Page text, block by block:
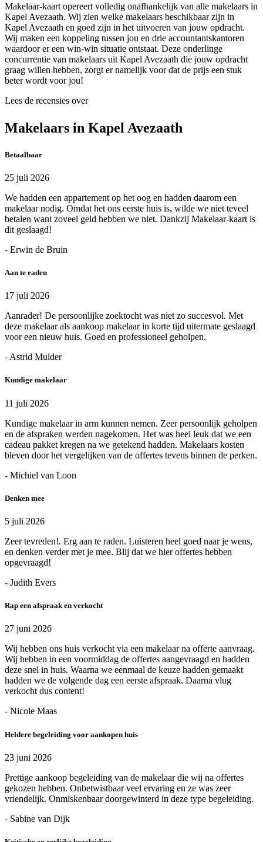
Makelaar-kaart opereert volledig onafhankelijk van alle makelaars in
Kapel Avezaath. Wij zien welke makelaars beschikbaar zijn in
Kapel Avezaath en goed zijn in het uitvoeren van jouw opdracht.
Wij maken een koppeling tussen jou en drie accountantskantoren
waardoor er een win-win situatie ontstaat. Deze onderlinge
concurrentie van makelaars uit Kapel Avezaath die jouw opdracht
graag willen hebben, zorgt er namelijk voor dat de prijs een stuk
beter wordt voor jou!
Lees de recensies over
Makelaars in Kapel Avezaath
Betaalbaar
25 juli 2026
We hadden een appartement op het oog en hadden daarom een
makelaar nodig. Omdat het ons eerste huis is, wilde we niet teveel
betalen want zoveel geld hebben we niet. Dankzij Makelaar-kaart is
dit geslaagd!
- Erwin de Bruin
Aan te raden
17 juli 2026
Aanrader! De persoonlijke zoektocht was niet zo succesvol. Met
deze makelaar als aankoop makelaar in korte tijd uitermate geslaagd
voor een nieuw huis. Goed en professioneel geholpen.
- Astrid Mulder
Kundige makelaar
11 juli 2026
Kundige makelaar in arm kunnen nemen. Zeer persoonlijk geholpen
en de afspraken werden nagekomen. Het was heel leuk dat we een
cadeau pakket kregen na we getekend hadden. Makelaars kosten
bleven door het vergelijken van de offertes tevens binnen de perken.
- Michiel van Loon
Denken mee
5 juli 2026
Zeer tevreden!. Erg aan te raden. Luisteren heel goed naar je wens,
en denken verder met je mee. Blij dat we hier offertes hebben
opgevraagd!
- Judith Evers
Rap een afspraak en verkocht
27 juni 2026
Wij hebben ons huis verkocht via een makelaar na offerte aanvraag.
Wij hebben in een voormiddag de offertes aangevraagd en hadden
deze snel in huis. Waarna we eenmaal de keuze hadden gemaakt
hadden we de volgende dag een eerste afspraak. Daarna vlug
verkocht dus content!
- Nicole Maas
Heldere begeleiding voor aankopen huis
23 juni 2026
Prettige aankoop begeleiding van de makelaar die wij na offertes
gekozen hebben. Onbetwistbaar veel ervaring en ze was zeer
vriendelijk. Onmiskenbaar doorgewinterd in deze type begeleiding.
- Sabine van Dijk